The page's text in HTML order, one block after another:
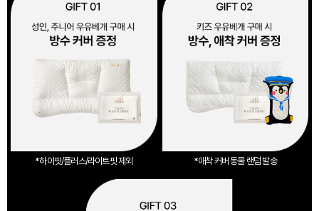
*하이핏/플러스/라이트핏 제외 *애착 커버 동물 랜덤 발송